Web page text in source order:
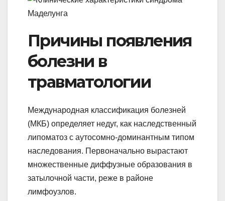
Причины появления
болезни в
травматологии
Международная классификация болезней
(МКБ) определяет недуг, как наследственный
липоматоз с аутосомно-доминантным типом
наследования. Первоначально вырастают
множественные диффузные образования в
затылочной части, реже в районе
лимфоузлов.